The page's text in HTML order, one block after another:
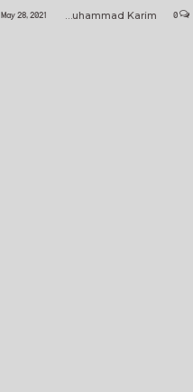
May 28, 2021